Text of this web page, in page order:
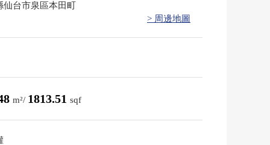
仙台市泉區本田町
> 周邊地圖
m²/ 1813.51 sqf